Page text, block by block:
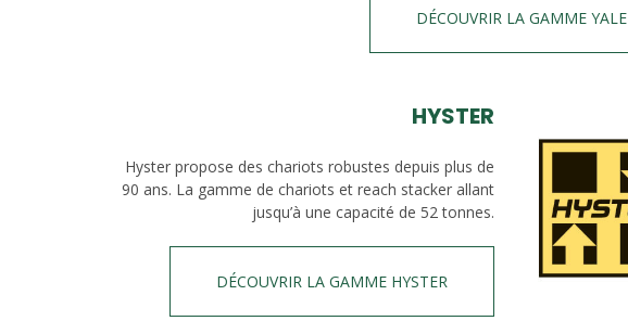
DÉCOUVRIR LA GAMME YALE
HYSTER
Hyster propose des chariots robustes depuis plus de
90 ans. La gamme de chariots et reach stacker allant
jusqu’à une capacité de 52 tonnes.
DÉCOUVRIR LA GAMME HYSTER